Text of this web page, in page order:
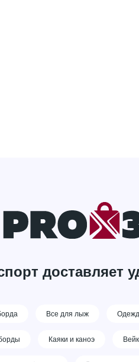
доставляет
Все для лыж
Каяки и каноэ